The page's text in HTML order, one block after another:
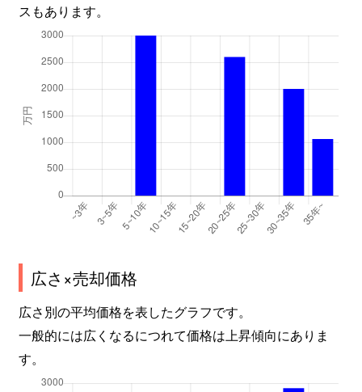
スもあります。
広さ×売却価格
広さ別の平均価格を表したグラフです。
一般的には広くなるにつれて価格は上昇傾向にありま
す。